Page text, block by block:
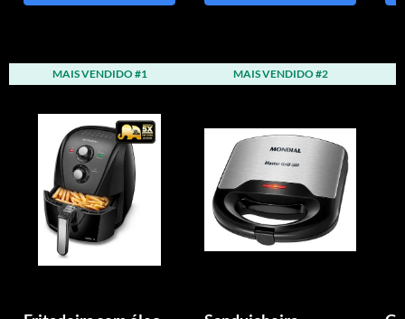
MAIS VENDIDO #1 MAIS VENDIDO #2